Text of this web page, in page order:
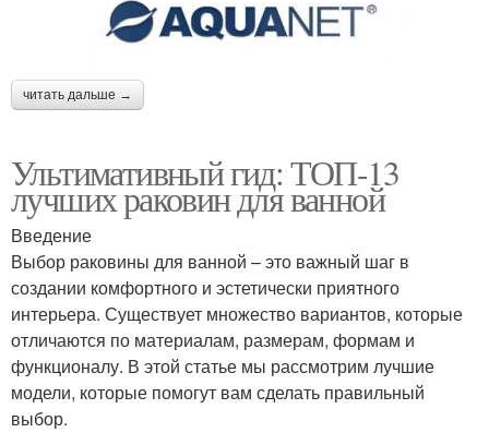
читать дальше →
Ультимативный гид: ТОП-13
лучших раковин для ванной
Введение
Выбор раковины для ванной – это важный шаг в
создании комфортного и эстетически приятного
интерьера. Существует множество вариантов, которые
отличаются по материалам, размерам, формам и
функционалу. В этой статье мы рассмотрим лучшие
модели, которые помогут вам сделать правильный
выбор.